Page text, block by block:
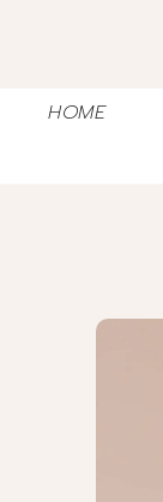
HOME